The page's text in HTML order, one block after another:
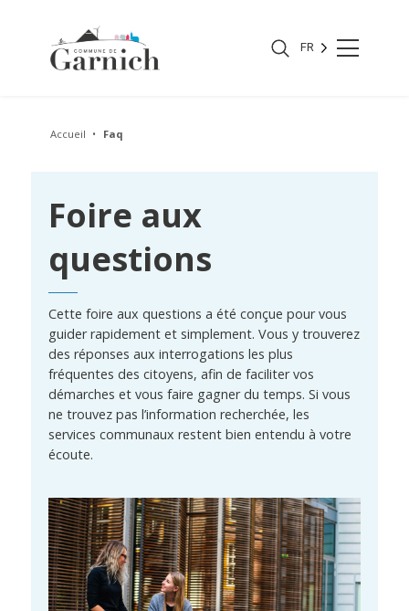
FR
Accueil Faq
Foire aux
questions
Cette foire aux questions a été conçue pour vous
guider rapidement et simplement. Vous y trouverez
des réponses aux interrogations les plus
fréquentes des citoyens, afin de faciliter vos
démarches et vous faire gagner du temps. Si vous
ne trouvez pas l’information recherchée, les
services communaux restent bien entendu à votre
écoute.